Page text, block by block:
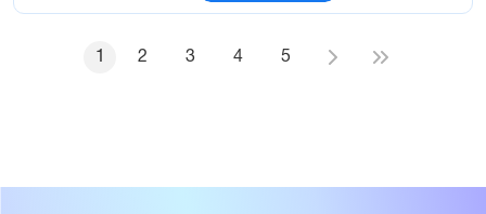
1 2 3 4 5